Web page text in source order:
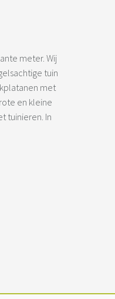
meter. Wij
tuin
met
en kleine
tuinieren. In